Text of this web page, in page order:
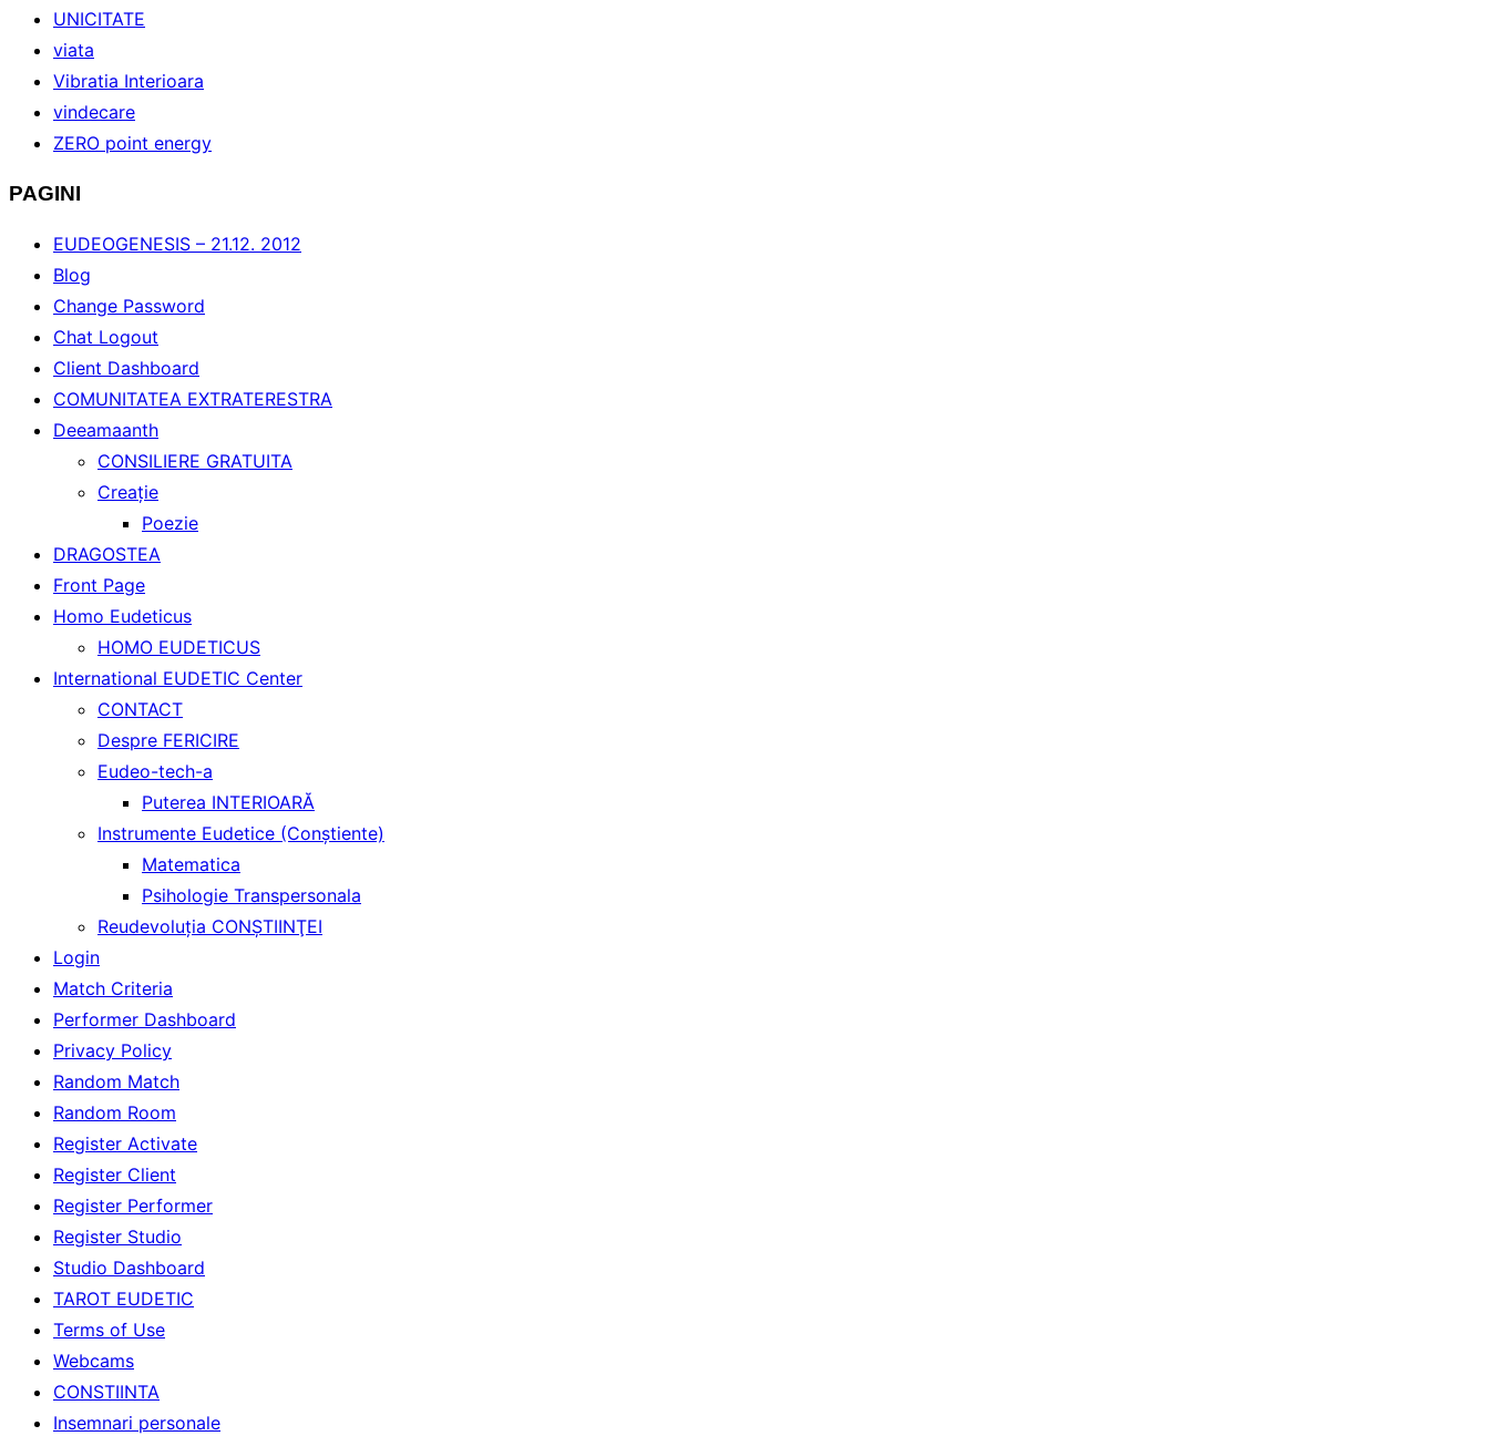
UNICITATE
viata
Vibratia Interioara
vindecare
ZERO point energy
PAGINI
EUDEOGENESIS – 21.12. 2012
Blog
Change Password
Chat Logout
Client Dashboard
COMUNITATEA EXTRATERESTRA
Deeamaanth
CONSILIERE GRATUITA
Creaţie
Poezie
DRAGOSTEA
Front Page
Homo Eudeticus
HOMO EUDETICUS
International EUDETIC Center
CONTACT
Despre FERICIRE
Eudeo-tech-a
Puterea INTERIOARĂ
Instrumente Eudetice (Conştiente)
Matematica
Psihologie Transpersonala
Reudevoluţia CONŞTIINŢEI
Login
Match Criteria
Performer Dashboard
Privacy Policy
Random Match
Random Room
Register Activate
Register Client
Register Performer
Register Studio
Studio Dashboard
TAROT EUDETIC
Terms of Use
Webcams
CONSTIINTA
Insemnari personale